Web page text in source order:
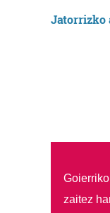
Jatorrizko
zaitez